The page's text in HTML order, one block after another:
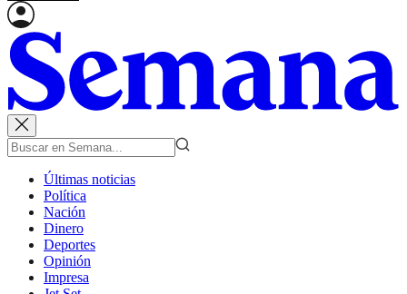
Últimas noticias
Política
Nación
Dinero
Deportes
Opinión
Impresa